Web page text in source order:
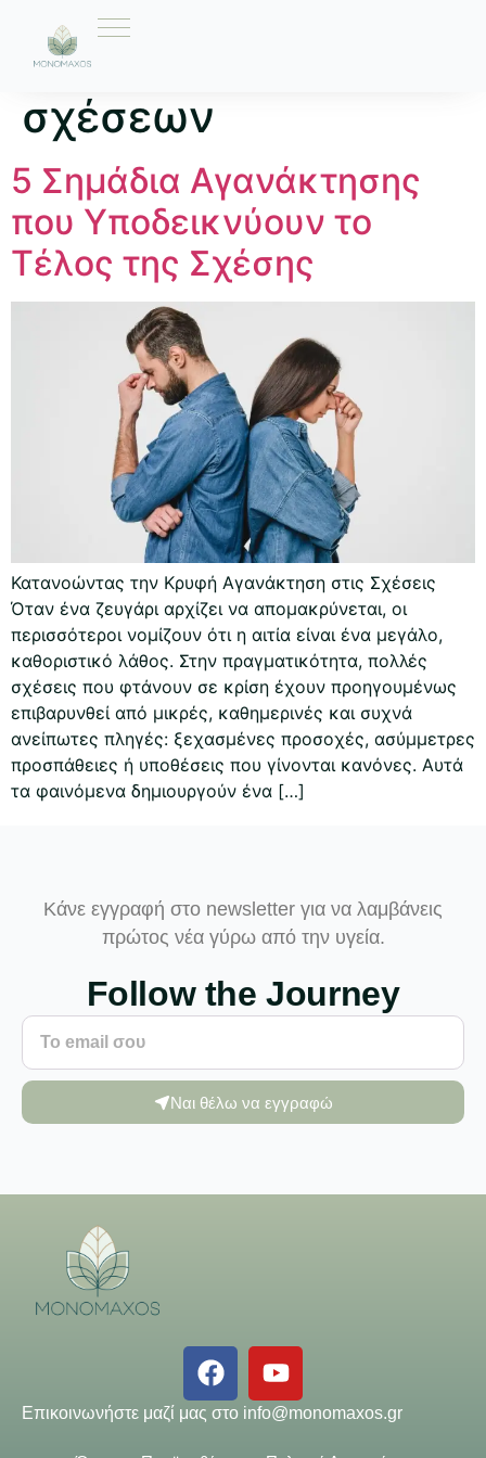
Ετικέτα:
σχέσεων
5 Σημάδια Αγανάκτησης
που Υποδεικνύουν το
Τέλος της Σχέσης
Κατανοώντας την Κρυφή Αγανάκτηση στις Σχέσεις
Όταν ένα ζευγάρι αρχίζει να απομακρύνεται, οι
περισσότεροι νομίζουν ότι η αιτία είναι ένα μεγάλο,
καθοριστικό λάθος. Στην πραγματικότητα, πολλές
σχέσεις που φτάνουν σε κρίση έχουν προηγουμένως
επιβαρυνθεί από μικρές, καθημερινές και συχνά
ανείπωτες πληγές: ξεχασμένες προσοχές, ασύμμετρες
προσπάθειες ή υποθέσεις που γίνονται κανόνες. Αυτά
τα φαινόμενα δημιουργούν ένα […]
Κάνε εγγραφή στο newsletter για να λαμβάνεις
πρώτος νέα γύρω από την υγεία.
Follow the Journey
Ναι θέλω να εγγραφώ
Επικοινωνήστε μαζί μας στο info@monomaxos.gr